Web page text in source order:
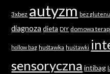
3xbez autyzm bez glutenu
diagnoza dieta DIY domowa
hollow bag huśtawka huśtawki
sensoryczna intibag